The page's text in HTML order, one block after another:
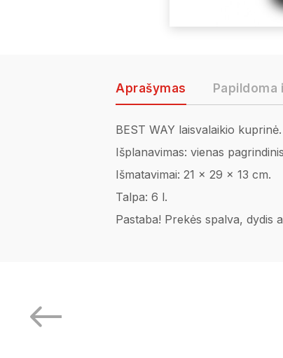
Aprašymas
BEST WAY laisvalaikio kuprinė.
Išplanavimas: vienas
Išmatavimai: 21 x 29 x 13 cm.
Talpa: 6 l.
Pastaba! Prekės spalva, dydis